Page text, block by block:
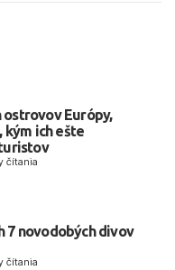
ostrovov Európy,
ich ešte
čítania
7 novodobých divov
čítania